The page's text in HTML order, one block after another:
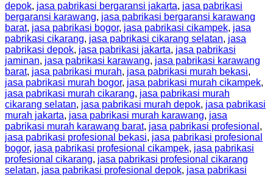
depok, jasa pabrikasi bergaransi jakarta, jasa pabrikasi
bergaransi karawang, jasa pabrikasi bergaransi karawang
barat, jasa pabrikasi bogor, jasa pabrikasi cikampek, jasa
pabrikasi cikarang, jasa pabrikasi cikarang selatan, jasa
pabrikasi depok, jasa pabrikasi jakarta, jasa pabrikasi
jaminan, jasa pabrikasi karawang, jasa pabrikasi karawang
barat, jasa pabrikasi murah, jasa pabrikasi murah bekasi,
jasa pabrikasi murah bogor, jasa pabrikasi murah cikampek,
jasa pabrikasi murah cikarang, jasa pabrikasi murah
cikarang selatan, jasa pabrikasi murah depok, jasa pabrikasi
murah jakarta, jasa pabrikasi murah karawang, jasa
pabrikasi murah karawang barat, jasa pabrikasi profesional ,
jasa pabrikasi profesional bekasi, jasa pabrikasi profesional
bogor, jasa pabrikasi profesional cikampek, jasa pabrikasi
profesional cikarang, jasa pabrikasi profesional cikarang
selatan, jasa pabrikasi profesional depok, jasa pabrikasi